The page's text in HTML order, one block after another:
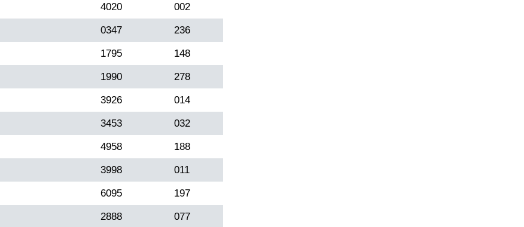
4020 002
0347 236
1795 148
1990 278
3926 014
3453 032
4958 188
3998 011
6095 197
2888 077